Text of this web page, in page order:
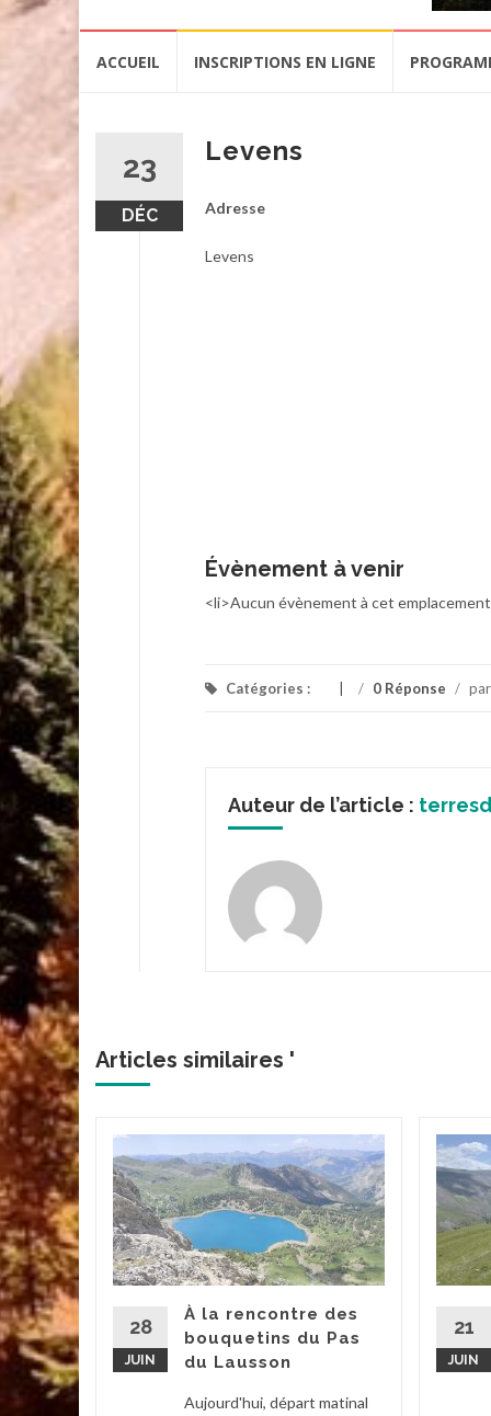
ACCUEIL INSCRIPTIONS EN LIGNE
23
DÉC
Levens
Adresse
Levens
Évènement à venir
<li>Aucun évènement à cet
Catégories : / 0 Réponse /
Auteur de l’article :
Articles similaires '
de
et
ce
à
par...
...
28
JUIN
À la rencontre des
bouquetins du Pas
du Lausson
Aujourd'hui, départ matinal
21
JUIN